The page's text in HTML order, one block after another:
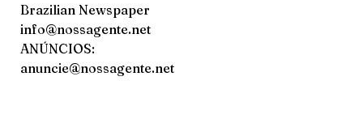
Brazilian Newspaper
info@nossagente.net
ANÚNCIOS:
anuncie@nossagente.net